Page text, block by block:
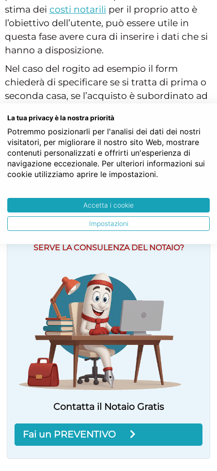
stima dei costi notarili per il proprio atto è
l’obiettivo dell’utente, può essere utile in
questa fase avere cura di inserire i dati che si
hanno a disposizione.
Nel caso del rogito ad esempio il form
chiederà di specificare se si tratta di prima o
seconda casa, se l’acquisto è subordinato ad
conosce il valore catastale dell’immobile etc.
Qualora l’utente non sia sicuro su una delle
voci, basterà selezionare l’apposita spunta
“non so”. In questo caso un appuntamento
presso lo studio del notaio di Cerro al
SERVE LA CONSULENZA DEL NOTAIO?
Contatta il Notaio Gratis
Fai un PREVENTIVO
La tua privacy è la nostra priorità
Potremmo posizionarli per l'analisi dei dati dei nostri
visitatori, per migliorare il nostro sito Web, mostrare
contenuti personalizzati e offrirti un'esperienza di
navigazione eccezionale. Per ulteriori informazioni sui
cookie utilizziamo aprire le impostazioni.
Accetta i cookie
Impostazioni